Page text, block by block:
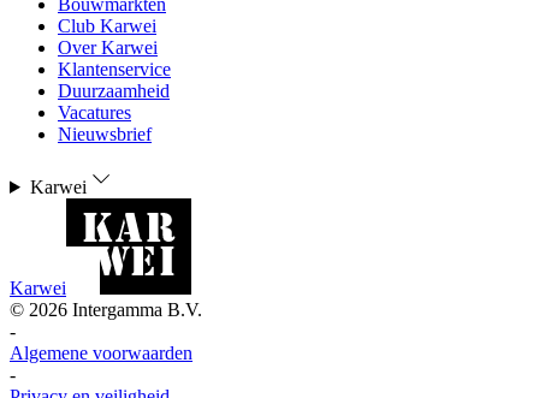
Bouwmarkten
Club Karwei
Over Karwei
Klantenservice
Duurzaamheid
Vacatures
Nieuwsbrief
Karwei
Karwei
© 2026 Intergamma B.V.
-
Algemene voorwaarden
-